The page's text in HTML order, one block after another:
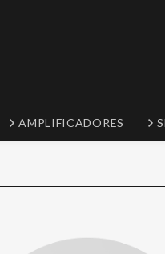
AMPLIFICADORES